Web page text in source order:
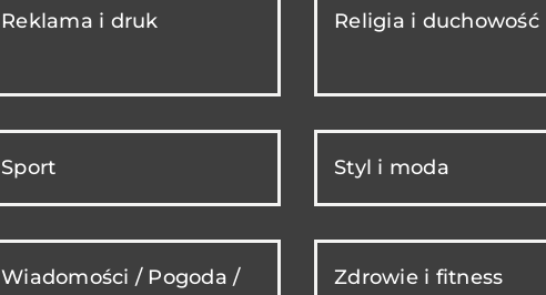
Reklama i druk Religia i duchowość
Sport Styl i moda
Wiadomości / Pogoda / Zdrowie i fitness